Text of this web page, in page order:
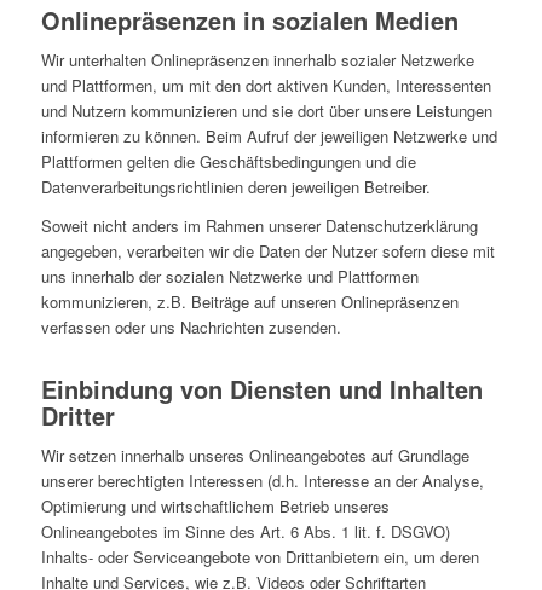
Onlinepräsenzen in sozialen Medien
Wir unterhalten Onlinepräsenzen innerhalb sozialer Netzwerke
und Plattformen, um mit den dort aktiven Kunden, Interessenten
und Nutzern kommunizieren und sie dort über unsere Leistungen
informieren zu können. Beim Aufruf der jeweiligen Netzwerke und
Plattformen gelten die Geschäftsbedingungen und die
Datenverarbeitungsrichtlinien deren jeweiligen Betreiber.
Soweit nicht anders im Rahmen unserer Datenschutzerklärung
angegeben, verarbeiten wir die Daten der Nutzer sofern diese mit
uns innerhalb der sozialen Netzwerke und Plattformen
kommunizieren, z.B. Beiträge auf unseren Onlinepräsenzen
verfassen oder uns Nachrichten zusenden.
Einbindung von Diensten und Inhalten
Dritter
Wir setzen innerhalb unseres Onlineangebotes auf Grundlage
unserer berechtigten Interessen (d.h. Interesse an der Analyse,
Optimierung und wirtschaftlichem Betrieb unseres
Onlineangebotes im Sinne des Art. 6 Abs. 1 lit. f. DSGVO)
Inhalts- oder Serviceangebote von Drittanbietern ein, um deren
Inhalte und Services, wie z.B. Videos oder Schriftarten